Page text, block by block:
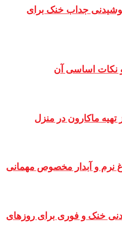
جداب خنک برای
نکات اساسی آن
ماکارون در منزل
نرم و آبدار مخصوص مهمانی
خنک و فوری برای روزهای